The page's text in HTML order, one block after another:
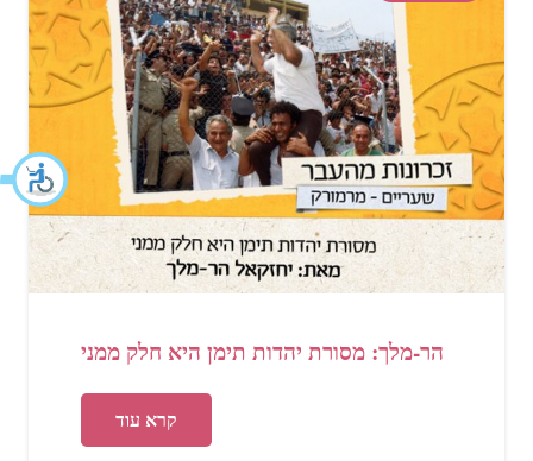
הר-מלך: מסורת יהדות תימן היא חלק ממני
קרא עוד